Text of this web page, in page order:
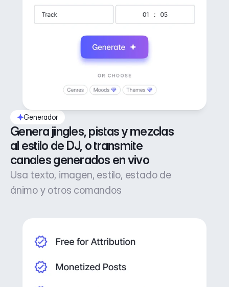
Generador
Genera jingles, pistas y mezclas
al estilo de DJ, o transmite
canales generados en vivo
Usa texto, imagen, estilo, estado de
ánimo y otros comandos